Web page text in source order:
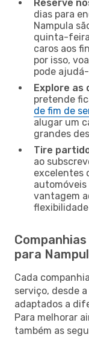
Reserve
dias para
Nampula
quinta-
caros aos
por isso,
pode
Explore as
pretende
de fim de
alugar um
grandes
Tire
ao
excelentes
vantagem
para
Cada
serviço, desde
adaptados a
Para melhorar
também as